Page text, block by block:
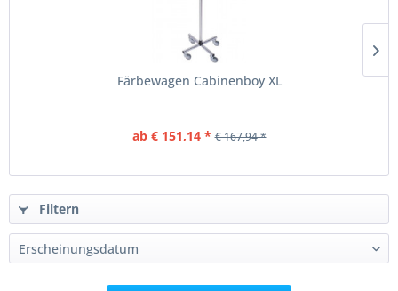
Färbewagen Cabinenboy XL
ab € 151,14 * € 167,94 *
Filtern